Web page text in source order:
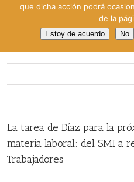
La tarea de Díaz para la
materia laboral: del SMI a
Trabajadores
que dicha acción podrá
de la
Estoy de acuerdo No